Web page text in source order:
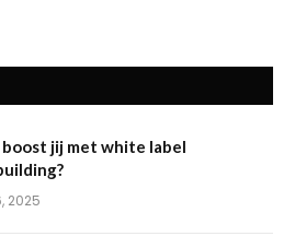
boost jij met white label
2025